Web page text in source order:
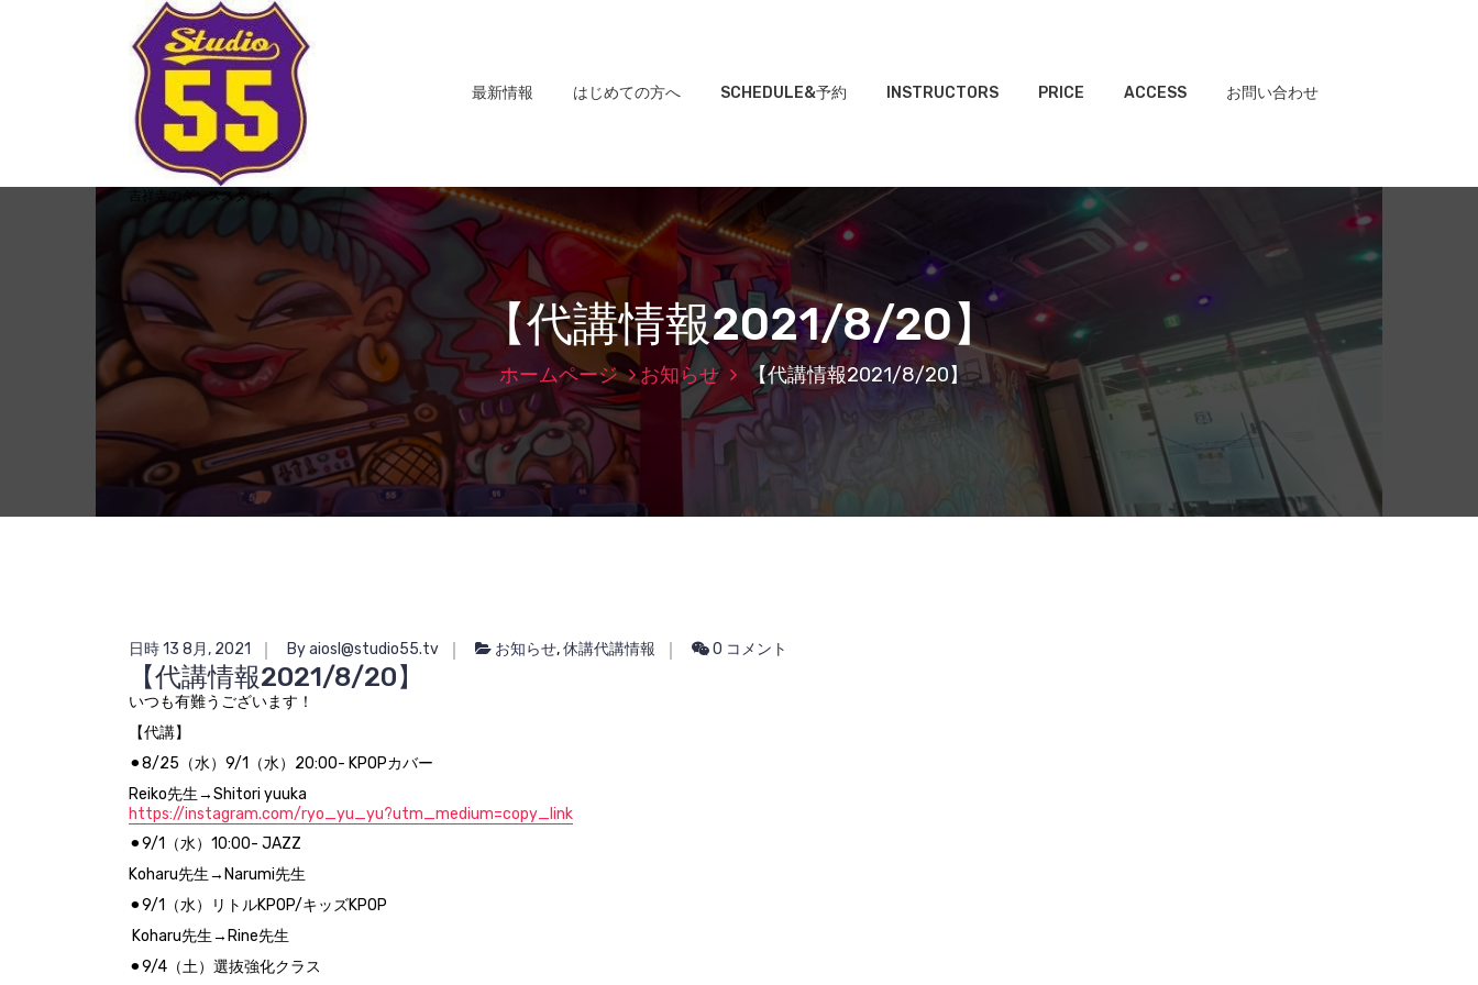
吉祥寺のダンススタジオ
最新情報 はじめての方へ SCHEDULE&予約 INSTRUCTORS PRICE ACCESS お問い合わせ
【代講情報2021/8/20】
ホームページ お知らせ 【代講情報2021/8/20】
日時 13 8月, 2021 By aiosl@studio55.tv お知らせ,休講代講情報 0 コメント
【代講情報2021/8/20】
いつも有難うございます！
【代講】
⚫︎8/25（水）9/1（水）20:00- KPOPカバー
Reiko先生→Shitori yuuka
https://instagram.com/ryo_yu_yu?utm_medium=copy_link
⚫︎9/1（水）10:00- JAZZ
Koharu先生→Narumi先生
⚫︎9/1（水）リトルKPOP/キッズKPOP
Koharu先生→Rine先生
⚫︎9/4（土）選抜強化クラス